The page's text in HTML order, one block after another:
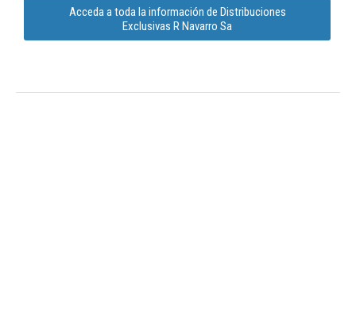
Acceda a toda la información de Distribuciones
Exclusivas R Navarro Sa